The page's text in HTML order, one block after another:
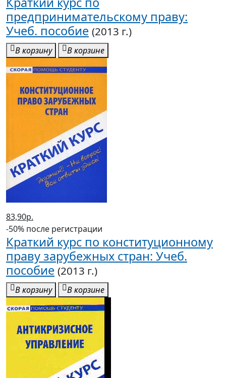
предпринимательскому праву:
Учеб. пособие (2013 г.)
В корзину В корзине
83,90р.
-50% после регистрации
Краткий курс по конституционному
праву зарубежных стран: Учеб.
пособие (2013 г.)
В корзину В корзине